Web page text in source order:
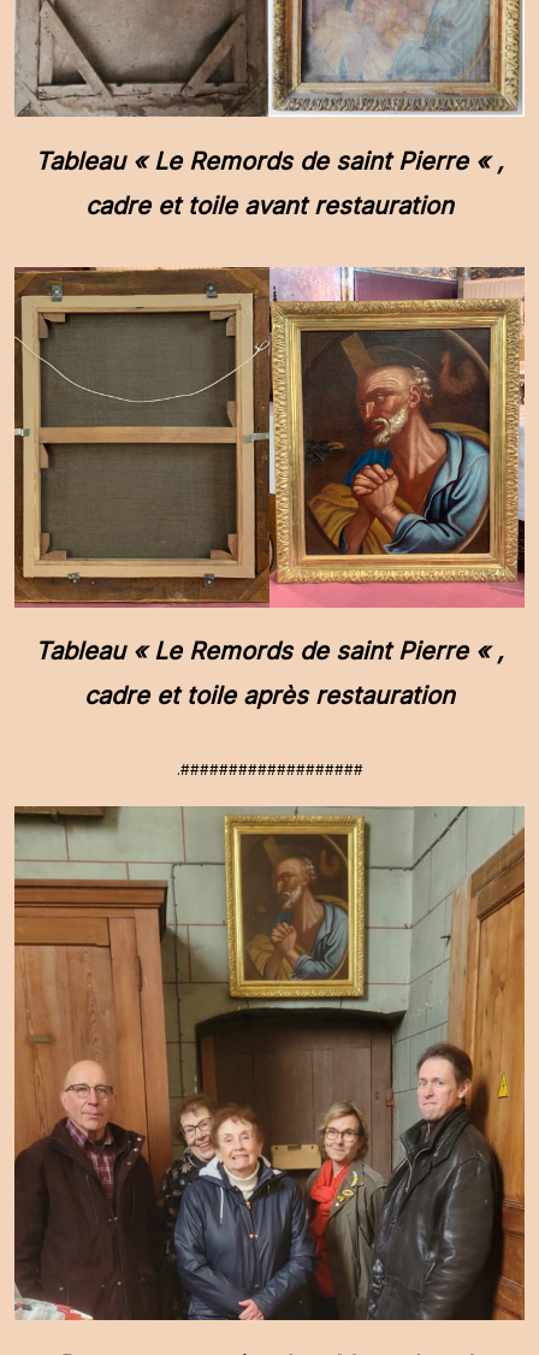
Tableau « Le Remords de saint Pierre « ,
cadre et toile avant restauration
Tableau « Le Remords de saint Pierre « ,
cadre et toile après restauration
.###################